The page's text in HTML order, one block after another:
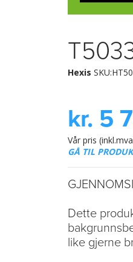
Hexis
kr. 5
Vår pris
GÅ TIL
Dette
like gjerne